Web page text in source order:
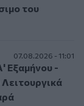
του
07.08.2026 - 11:01
Εξαμήνου -